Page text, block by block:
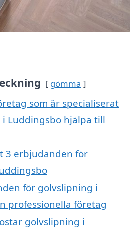
gömma
som är specialiserat
Luddingsbo hjälpa till
3 erbjudanden för
för golvslipning i
professionella företag
golvslipning i